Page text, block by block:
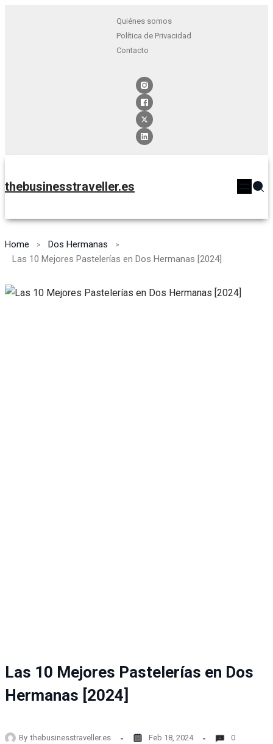
Quiénes somos
Política de Privacidad
Contacto
thebusinesstraveller.es
Home
Dos Hermanas
Las 10 Mejores Pastelerías en Dos Hermanas [2024]
Las 10 Mejores Pastelerías en Dos
Hermanas [2024]
By thebusinesstraveller.es Feb 18, 2024 0